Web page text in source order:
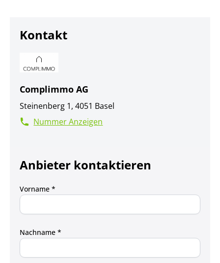
Kontakt
Complimmo AG
Steinenberg 1, 4051 Basel
Nummer Anzeigen
Anbieter kontaktieren
Vorname *
Nachname *